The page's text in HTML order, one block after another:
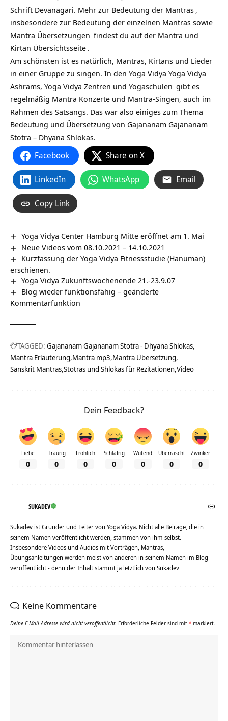
Schrift Devanagari. Mehr zur Bedeutung der Mantras ,
insbesondere zur Bedeutung der einzelnen Mantras sowie
Mantra Übersetzungen findest du aufder Mantra und
Kirtan Übersichtsseite .
Am schönsten ist es natürlich, Mantras, Kirtans und Lieder
in einer Gruppe zu singen. In den Yoga Vidya Yoga Vidya
Ashrams, Yoga Vidya Zentren und Yogaschulen gibt es
regelmäßig Mantra Konzerte und Mantra-Singen, auch im
Rahmen des Satsangs. Das war also einiges zum Thema
Bedeutung und Übersetzung von Gajananam Gajananam
Stotra – Dhyana Shlokas.
Facebook Share on X
LinkedIn WhatsApp Email
Copy Link
Yoga Vidya Center Hamburg Mitte eröffnet am 1. Mai
Neue Videos vom 08.10.2021 – 14.10.2021
Kurzfassung der Yoga Vidya Fitnessstudie (Hanuman)
erschienen.
Yoga Vidya Zukunftswochenende 21.-23.9.07
Blog wieder funktionsfähig – geänderte
Kommentarfunktion
TAGGED: Gajananam Gajananam Stotra - Dhyana Shlokas
Mantra Erläuterung Mantra mp3 Mantra Übersetzung
Sanskrit Mantras Stotras und Shlokas für Rezitationen Video
Dein Feedback?
Liebe
0
Traurig
0
Fröhlich
0
Schläfrig
0
Wütend
0
Überrascht
0
Zwinker
0
SUKADEV
Sukadev ist Gründer und Leiter von Yoga Vidya. Nicht alle Beiräge, die in
seinem Namen veröffentlicht werden, stammen von ihm selbst.
Insbesondere Videos und Audios mit Vorträgen, Mantras,
Übungsanleitungen werden meist von anderen in seinem Namen im Blog
veröffentlicht - denn der Inhalt stammt ja letztlich von Sukadev
Keine Kommentare
Deine E-Mail-Adresse wird nicht veröffentlicht. Erforderliche Felder sind mit * markiert.